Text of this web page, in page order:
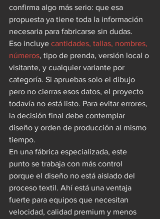
confirma algo más serio: que esa
propuesta ya tiene toda la información
necesaria para fabricarse sin dudas.
Eso incluye cantidades, tallas, nombres,
números, tipo de prenda, versión local o
visitante, y cualquier variante por
categoría. Si apruebas solo el dibujo
pero no cierras esos datos, el proyecto
todavía no está listo. Para evitar errores,
la decisión final debe contemplar
diseño y orden de producción al mismo
tiempo.
En una fábrica especializada, este
punto se trabaja con más control
porque el diseño no está aislado del
proceso textil. Ahí está una ventaja
fuerte para equipos que necesitan
velocidad, calidad premium y menos